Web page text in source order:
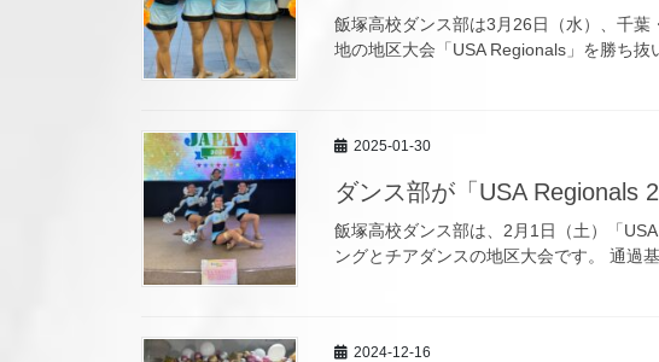
飯塚高校ダンス部は3月26日（水）、千
地の地区大会「USA Regionals」を勝ち
2025-01-30
ダンス部が「USA Regionals
飯塚高校ダンス部は、2月1日（土）「
ングとチアダンスの地区大会です。 通過
2024-12-16